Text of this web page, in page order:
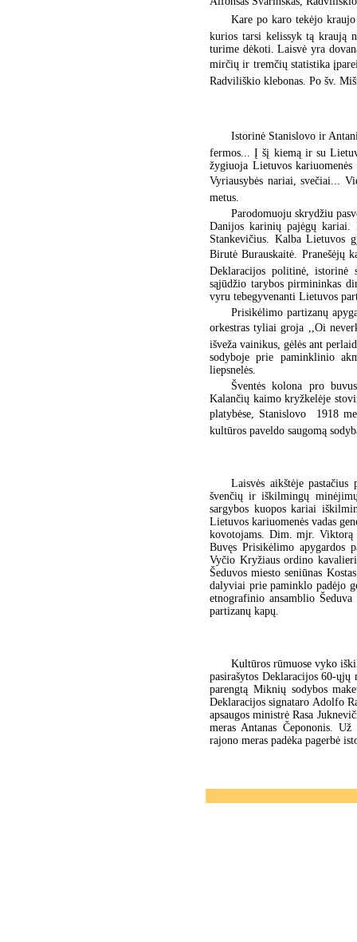
Kare po karo tekėjo
kurios tarsi kelissyk tą kraują
turime dėkoti. Laisvė yra
mirčių ir tremčių statistika
Radviliškio klebonas. Po šv.
Istorinė Stanislovo ir
fermos... Į šį kiemą ir su
žygiuoja Lietuvos
Vyriausybės nariai, svečiai...
metus.
Parodomuoju skrydžiu
Danijos karinių pajėgų kariai.
Stankevičius. Kalba Lietuvos
Birutė Burauskaitė. Pranešėjų
Deklaracijos politinė, istorinė
sąjūdžio tarybos pirmininkas
vyru tebegyvenanti Lietuvos
Prisikėlimo partizanų
orkestras tyliai groja ,,Oi
išveža vainikus, gėlės ant
sodyboje prie paminklinio
liepsnelės.
Šventės kolona pro
Kalančių kaimo kryžkelėje
platybėse, Stanislovo  1918
kultūros paveldo saugomą
Laisvės aikštėje
švenčių ir iškilmingų
sargybos kuopos kariai
Lietuvos kariuomenės vadas
kovotojams. Dim. mjr. Viktorą
Buvęs Prisikėlimo apygardos
Vyčio Kryžiaus ordino
Šeduvos miesto seniūnas
dalyviai prie paminklo padėjo
etnografinio ansamblio
partizanų kapų.
Kultūros rūmuose vyko
pasirašytos Deklaracijos 60-
parengtą Miknių sodybos
Deklaracijos signataro Adolfo
apsaugos ministrė Rasa
meras Antanas Čepononis.
rajono meras padėka pagerbė